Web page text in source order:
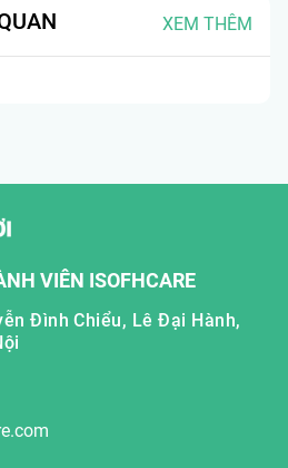
XEM THÊM
VIÊN ISOFHCARE
Đình Chiểu, Lê Đại Hành,